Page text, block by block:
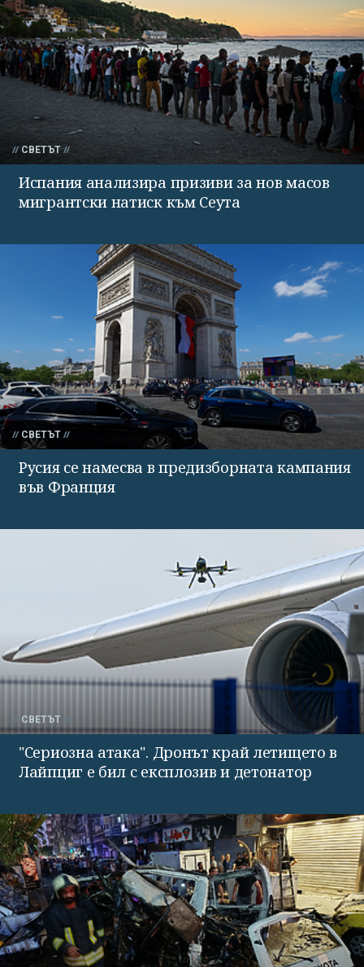
СВЕТЪТ
Испания анализира призиви за нов масов
мигрантски натиск към Сеута
СВЕТЪТ
Русия се намесва в предизборната кампания
във Франция
СВЕТЪТ
"Сериозна атака". Дронът край летището в
Лайпциг е бил с експлозив и детонатор